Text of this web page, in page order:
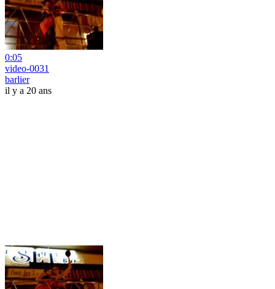
0:05
video-0031
barlier
il y a 20 ans